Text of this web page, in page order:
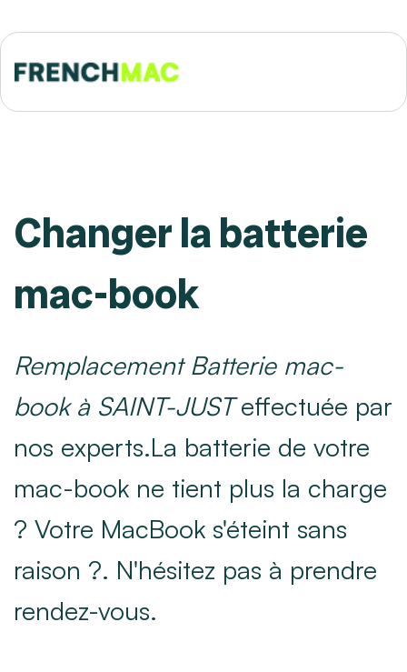
Changer la batterie
mac-book
Remplacement Batterie mac-
book à SAINT-JUSTeffectuée par
nos experts.La batterie de votre
mac-book ne tient plus la charge
? Votre MacBook s'éteint sans
raison ?. N'hésitez pas à prendre
rendez-vous.